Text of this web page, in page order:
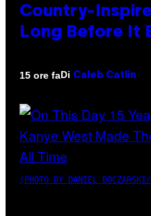
Country-
Long Before It
15 ore faDi Caleb Catlin
(PHOTO BY DANIEL